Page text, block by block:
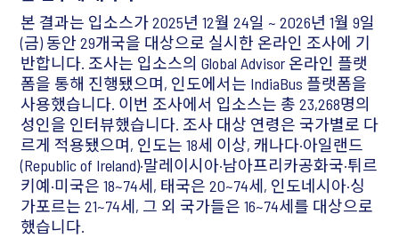
본 결과는 입소스가 2025년 12월 24일 ~ 2026년 1월 9일
(금) 동안 29개국을 대상으로 실시한 온라인 조사에 기
반합니다. 조사는 입소스의 Global Advisor 온라인 플랫
폼을 통해 진행됐으며, 인도에서는 IndiaBus 플랫폼을
사용했습니다. 이번 조사에서 입소스는 총 23,268명의
성인을 인터뷰했습니다. 조사 대상 연령은 국가별로 다
르게 적용됐으며, 인도는 18세 이상, 캐나다·아일랜드
(Republic of Ireland)·말레이시아·남아프리카공화국·튀르
키예·미국은 18~74세, 태국은 20~74세, 인도네시아·싱
가포르는 21~74세, 그 외 국가들은 16~74세를 대상으로
했습니다.